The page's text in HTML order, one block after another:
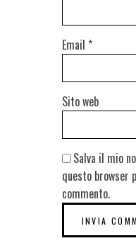
Email *
Sito web
Salva il mio
questo browser
commento.